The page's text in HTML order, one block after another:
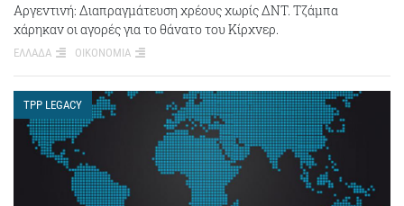
Αργεντινή: Διαπραγμάτευση χρέους χωρίς ΔΝΤ. Τζάμπα
χάρηκαν οι αγορές για το θάνατο του Κίρχνερ.
ΕΛΛΑΔΑ ΟΙΚΟΝΟΜΙΑ
TPP LEGACY